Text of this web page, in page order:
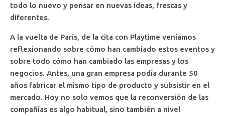
todo lo nuevo y pensar en nuevas ideas, frescas y
diferentes.
A la vuelta de París, de la cita con Playtime veníamos
reflexionando sobre cómo han cambiado estos eventos y
sobre todo cómo han cambiado las empresas y los
negocios. Antes, una gran empresa podía durante 50
años fabricar el mismo tipo de producto y subsistir en el
mercado. Hoy no solo vemos que la reconversión de las
compañías es algo habitual, sino también a nivel